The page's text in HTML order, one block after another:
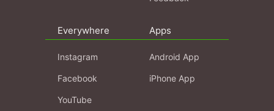
Everywhere
Instagram
Facebook
YouTube
Apps
Android App
iPhone App